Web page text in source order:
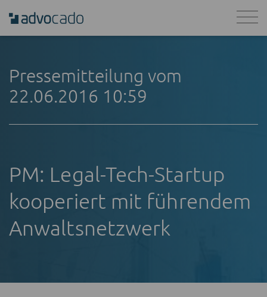
Pressemitteilung vom
22.06.2016 10:59
PM: Legal-Tech-Startup
kooperiert mit führendem
Anwaltsnetzwerk